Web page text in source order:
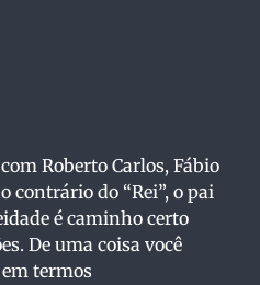
Roberto Carlos, Fábio
contrário do “Rei”, o pai
é caminho certo
De uma coisa você
termos